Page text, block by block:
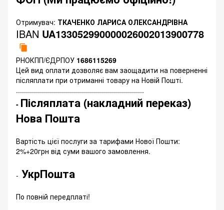
Отримувач: ТКАЧЕНКО ЛАРИСА ОЛЕКСАНДРІВНА
IBAN UA133052990000026002013900778
РНОКПП/ЄДРПОУ 1686115269
Цей вид оплати дозволяє вам заощадити на поверненні
післяплати при отриманні товару на Новій Пошті.
................................................................
- Післяплата (накладний переказ)
Нова Пошта
Вартість цієї послуги за тарифами Нової Пошти:
2%+20грн від суми вашого замовлення.
- УкрПошта
По повній передплаті!